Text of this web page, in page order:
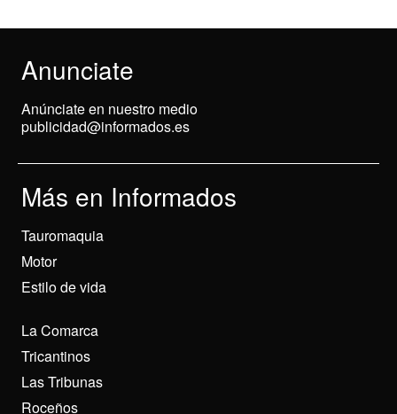
Anunciate
Anúnciate en nuestro medio
publicidad@informados.es
Más en Informados
Tauromaquia
Motor
Estilo de vida
La Comarca
Tricantinos
Las Tribunas
Roceños